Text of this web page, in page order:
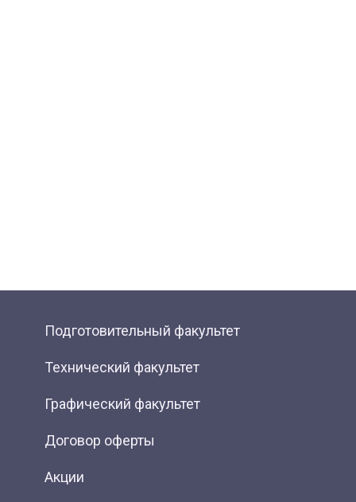
Подготовительный факультет
Технический факультет
Графический факультет
Договор оферты
Акции